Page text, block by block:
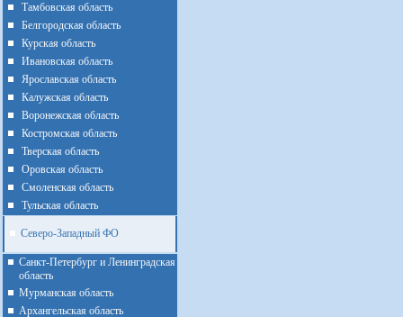
Тамбовская область
Белгородская область
Курская область
Ивановская область
Ярославская область
Калужская область
Воронежская область
Костромская область
Тверская область
Оровская область
Смоленская область
Тульская область
Северо-Западный ФО
Санкт-Петербург и Ленинградская
область
Мурманская область
Архангельская область